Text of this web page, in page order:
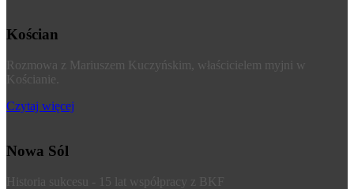
Kościan
Rozmowa z Mariuszem Kuczyńskim, właścicielem myjni w
Kościanie.
Czytaj więcej
Nowa Sól
Historia sukcesu - 15 lat współpracy z BKF